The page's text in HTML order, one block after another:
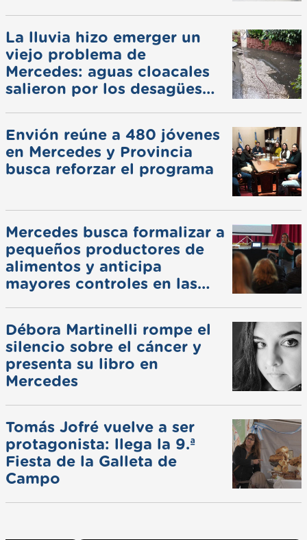
La lluvia hizo emerger un
viejo problema de
Mercedes: aguas cloacales
salieron por los desagües
Envión reúne a 480 jóvenes
en Mercedes y Provincia
busca reforzar el programa
Mercedes busca formalizar a
pequeños productores de
alimentos y anticipa
mayores controles en las
Débora Martinelli rompe el
silencio sobre el cáncer y
presenta su libro en
Mercedes
Tomás Jofré vuelve a ser
protagonista: llega la 9.ª
Fiesta de la Galleta de
Campo